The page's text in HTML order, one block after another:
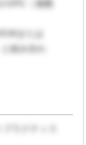
VPC（複数
または
組み合わ
ラクティス